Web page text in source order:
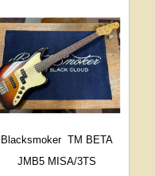
Blacksmoker TM BETA
JMB5 MISA/3TS